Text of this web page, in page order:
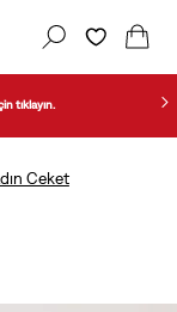
tıklayın.
Ceket